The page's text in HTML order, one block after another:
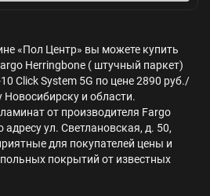
«Пол Центр» вы можете купить
Herringbone ( штучный паркет)
Click System 5G по цене 2890 руб./
Новосибирску и области.
от производителя Fargo
ул. Светлановская, д. 50,
для покупателей цены и
покрытий от известных